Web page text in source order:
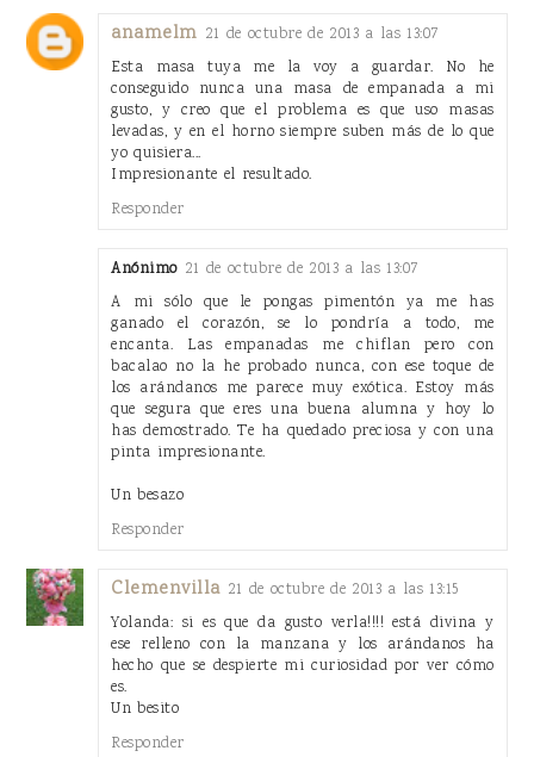
anamelm 21 de octubre de 2013 a las 13:07
Esta masa tuya me la voy a guardar. No he
conseguido nunca una masa de empanada a mi
gusto, y creo que el problema es que uso masas
levadas, y en el horno siempre suben más de lo que
yo quisiera...
Impresionante el resultado.
Responder
Anónimo 21 de octubre de 2013 a las 13:07
A mi sólo que le pongas pimentón ya me has
ganado el corazón, se lo pondría a todo, me
encanta. Las empanadas me chiflan pero con
bacalao no la he probado nunca, con ese toque de
los arándanos me parece muy exótica. Estoy más
que segura que eres una buena alumna y hoy lo
has demostrado. Te ha quedado preciosa y con una
pinta impresionante.
Un besazo
Responder
Clemenvilla 21 de octubre de 2013 a las 13:15
Yolanda: si es que da gusto verla!!!! está divina y
ese relleno con la manzana y los arándanos ha
hecho que se despierte mi curiosidad por ver cómo
es.
Un besito
Responder